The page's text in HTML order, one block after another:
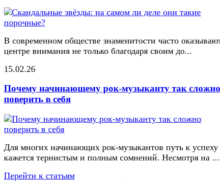
В современном обществе знаменитости часто
центре внимания не только благодаря своим до...
15.02.26
Почему начинающему рок-музыканту так сложно
поверить в себя
Для многих начинающих рок-музыкантов путь к успеху
кажется тернистым и полным сомнений. Несмотря на ...
Перейти к статьям